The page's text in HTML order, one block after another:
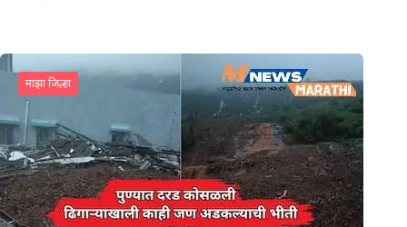
माझा जिल्हा